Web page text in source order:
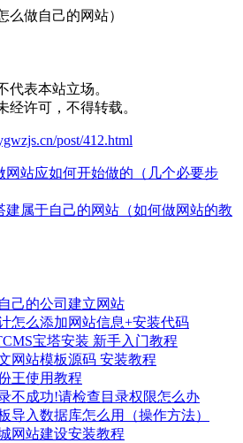
么做自己的网站）
代表本站立场。
经许可，不得转载。
post/412.html
网站应如何开始做的（几个必要步
建属于自己的网站（如何做网站的教
己的公司建立网站
怎么添加网站信息+安装代码
宝塔安装 新手入门教程
网站模板源码 安装教程
王使用教程
不成功!请检查目录权限怎么办
导入数据库怎么用（操作方法）
网站建设安装教程